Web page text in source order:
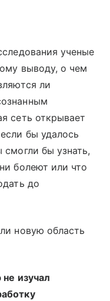
ученые
выводу, о чем
ли
сеть открывает
бы удалось
бы узнать,
болеют или что
до
новую область
изучал